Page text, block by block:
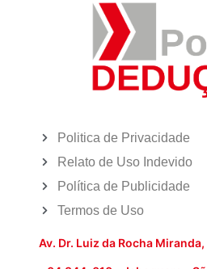
Politica de Privacidade
Relato de Uso Indevido
Política de Publicidade
Termos de Uso
Av. Dr. Luiz da Rocha Miranda,